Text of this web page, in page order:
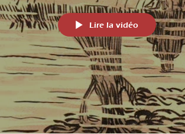
Lire la vidéo